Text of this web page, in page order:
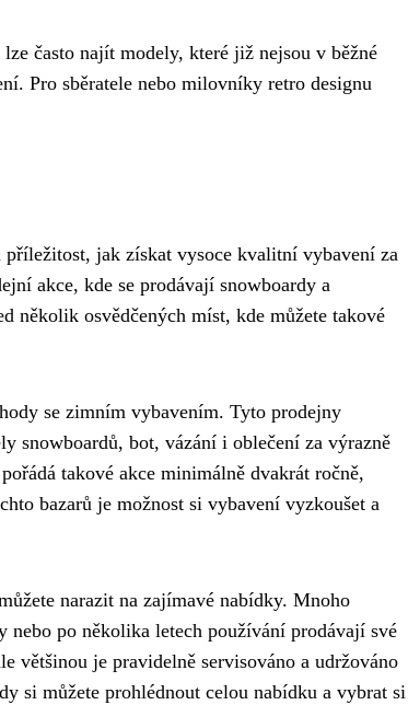
lze často najít modely, které již nejsou v běžné
Pro sběratele nebo milovníky retro designu
příležitost, jak získat vysoce kvalitní vybavení za
akce, kde se prodávají snowboardy a
několik osvědčených míst, kde můžete takové
se zimním vybavením. Tyto prodejny
snowboardů, bot, vázání i oblečení za výrazně
takové akce minimálně dvakrát ročně,
bazarů je možnost si vybavení vyzkoušet a
narazit na zajímavé nabídky. Mnoho
po několika letech používání prodávají své
většinou je pravidelně servisováno a udržováno
si můžete prohlédnout celou nabídku a vybrat si